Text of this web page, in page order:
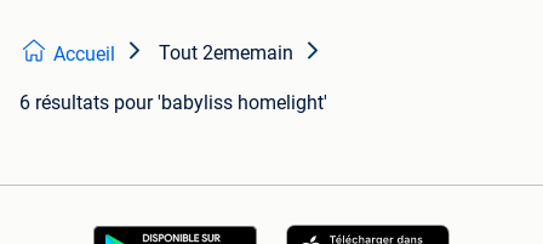
Accueil Tout 2ememain
6 résultats pour 'babyliss homelight'